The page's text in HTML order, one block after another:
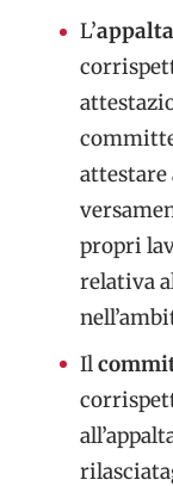
L’
attestare
propri
relativa
Il